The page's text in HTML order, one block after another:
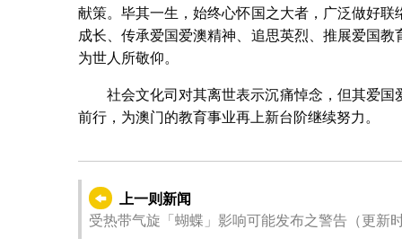
献策。毕其一生，始终心怀国之大者，广泛做好
成长、传承爱国爱澳精神、追思英烈、推展爱国
为世人所敬仰。
社会文化司对其离世表示沉痛悼念，但其爱
前行，为澳门的教育事业再上新台阶继续努力。
上一则新闻
受热带气旋「蝴蝶」影响可能发布之警告（更新